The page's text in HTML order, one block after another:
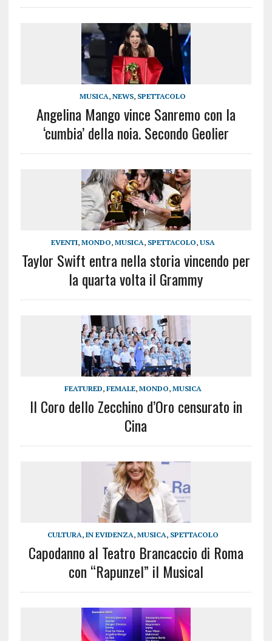
MUSICA,NEWS, SPETTACOLO
Angelina Mango vince Sanremo con la
‘cumbia’ della noia. Secondo Geolier
EVENTI, MONDO, MUSICA, SPETTACOLO, USA
Taylor Swift entra nella storia vincendo per
la quarta volta il Grammy
FEATURED, FEMALE, MONDO, MUSICA
Il Coro dello Zecchino d’Oro censurato in
Cina
CULTURA, IN EVIDENZA, MUSICA, SPETTACOLO
Capodanno al Teatro Brancaccio di Roma
con “Rapunzel” il Musical